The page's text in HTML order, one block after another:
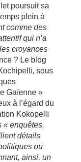
poursuit sa
plein à
comme des
qui n’a
croyances
? Le blog
sous
Gaïenne »
à l’égard du
Kokopelli
« enquêtes,
détails
ou
ainsi, un